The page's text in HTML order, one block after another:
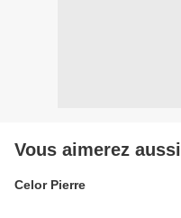
Vous aimerez aussi
Celor Pierre